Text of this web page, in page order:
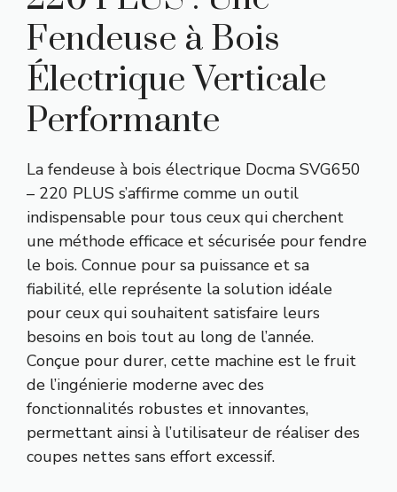
Fendeuse à Bois
Électrique Verticale
Performante
La fendeuse à bois électrique Docma SVG650
– 220 PLUS s’affirme comme un outil
indispensable pour tous ceux qui cherchent
une méthode efficace et sécurisée pour fendre
le bois. Connue pour sa puissance et sa
fiabilité, elle représente la solution idéale
pour ceux qui souhaitent satisfaire leurs
besoins en bois tout au long de l’année.
Conçue pour durer, cette machine est le fruit
de l’ingénierie moderne avec des
fonctionnalités robustes et innovantes,
permettant ainsi à l’utilisateur de réaliser des
coupes nettes sans effort excessif.